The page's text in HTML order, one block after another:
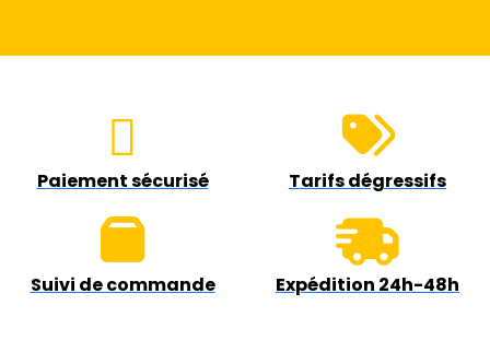
Paiement sécurisé Tarifs dégressifs
Suivi de commande Expédition 24h-48h